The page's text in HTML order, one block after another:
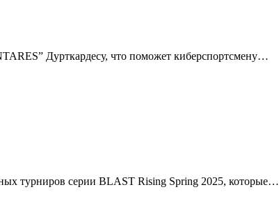
Дурткардесу, что поможет киберспортсмену…
турниров серии BLAST Rising Spring 2025, которые…